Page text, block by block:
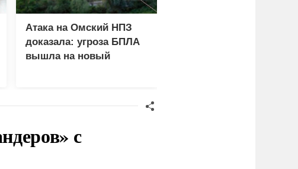
Атака на Омский НПЗ
доказала: угроза БПЛА
вышла на новый
с